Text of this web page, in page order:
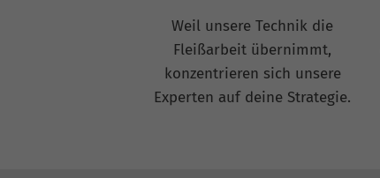
Weil unsere Technik die
Fleißarbeit übernimmt,
konzentrieren sich unsere
Experten auf deine Strategie.